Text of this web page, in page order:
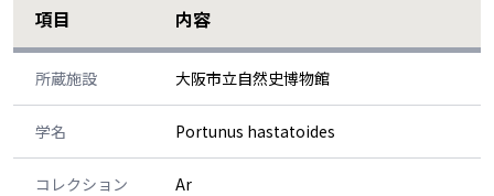
項目 内容
所蔵施設 大阪市立自然史博物館
学名 Portunus hastatoides
コレクション
Ar